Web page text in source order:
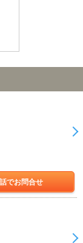
でお問合せ